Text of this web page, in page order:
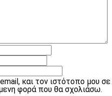
και τον ιστότοπο μου σε
φορά που θα σχολιάσω.